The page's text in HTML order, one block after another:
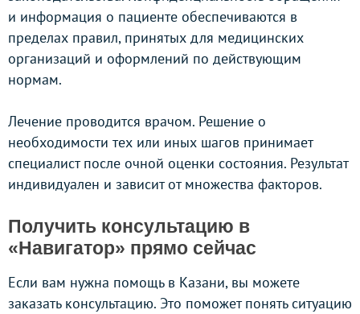
и информация о пациенте обеспечиваются в
пределах правил, принятых для медицинских
организаций и оформлений по действующим
нормам.
Лечение проводится врачом. Решение о
необходимости тех или иных шагов принимает
специалист после очной оценки состояния. Результат
индивидуален и зависит от множества факторов.
Получить консультацию в
«Навигатор» прямо сейчас
Если вам нужна помощь в Казани, вы можете
заказать консультацию. Это поможет понять ситуацию